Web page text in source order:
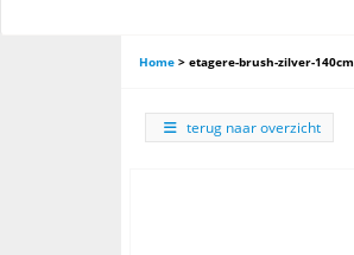
Home > etagere-brush-zilver-140cm
terug naar overzicht